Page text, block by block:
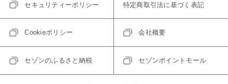
セキュリティーポリシー 特定商取引法に基づく表記
Cookieポリシー 会社概要
セゾンのふるさと納税 セゾンポイントモール